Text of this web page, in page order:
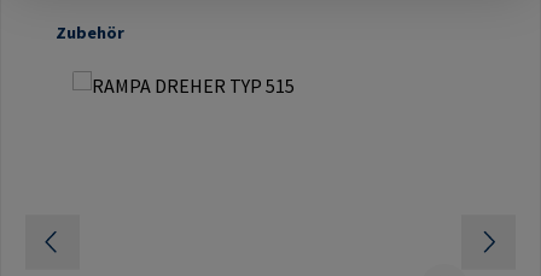
Produktgalerie überspringen
Zubehör